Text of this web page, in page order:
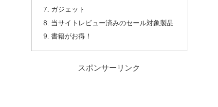
ガジェット
当サイトレビュー済みのセール対象製品
書籍がお得！
スポンサーリンク